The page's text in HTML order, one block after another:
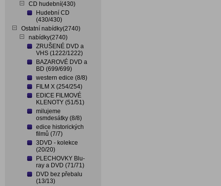
CD hudební(430)
Hudební CD
(430/430)
Ostatní nabídky(2740)
nabídky(2740)
ZRUŠENÉ DVD a
VHS (1222/1222)
BAZAROVÉ DVD a
BD (699/699)
western edice (8/8)
FILM X (254/254)
EDICE FILMOVÉ
KLENOTY (51/51)
milujeme
osmdesátky (8/8)
edice historických
filmů (7/7)
3DVD - kolekce
(20/20)
PLECHOVKY Blu-
ray a DVD (71/71)
DVD bez přebalu
(13/13)